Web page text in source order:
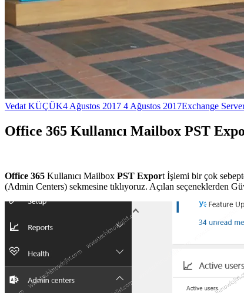
Vedat KÜÇÜK4 Ağustos 2017 4 Ağustos 2017Exchange Server
Office 365 Kullanıcı Mailbox PST
Office 365 Kullanıcı Mailbox PST Export İşlemi bir çok
(Admin Centers) sekmesine tıklıyoruz. Açılan seçeneklerden